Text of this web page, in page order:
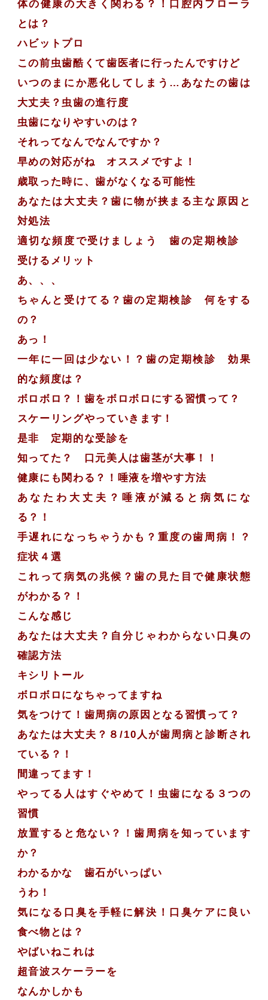
体の健康の大きく関わる？！口腔内フローラ
とは？
ハビットプロ
この前虫歯酷くて歯医者に行ったんですけど
いつのまにか悪化してしまう…あなたの歯は
大丈夫？虫歯の進行度
虫歯になりやすいのは？
それってなんでなんですか？
早めの対応がね オススメですよ！
歳取った時に、歯がなくなる可能性
あなたは大丈夫？歯に物が挟まる主な原因と
対処法
適切な頻度で受けましょう 歯の定期検診
受けるメリット
あ、、、
ちゃんと受けてる？歯の定期検診 何をする
の？
あっ！
一年に一回は少ない！？歯の定期検診 効果
的な頻度は？
ボロボロ？！歯をボロボロにする習慣って？
スケーリングやっていきます！
是非 定期的な受診を
知ってた？ 口元美人は歯茎が大事！！
健康にも関わる？！唾液を増やす方法
あなたわ大丈夫？唾液が減ると病気にな
る？！
手遅れになっちゃうかも？重度の歯周病！？
症状４選
これって病気の兆候？歯の見た目で健康状態
がわかる？！
こんな感じ
あなたは大丈夫？自分じゃわからない口臭の
確認方法
キシリトール
ボロボロになちゃってますね
気をつけて！歯周病の原因となる習慣って？
あなたは大丈夫？８/10人が歯周病と診断され
ている？！
間違ってます！
やってる人はすぐやめて！虫歯になる３つの
習慣
放置すると危ない？！歯周病を知っています
か？
わかるかな 歯石がいっぱい
うわ！
気になる口臭を手軽に解決！口臭ケアに良い
食べ物とは？
やばいねこれは
超音波スケーラーを
なんかしかも